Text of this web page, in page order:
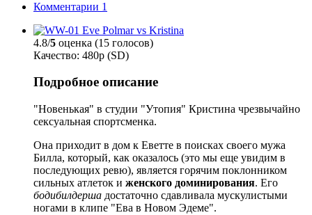
Комментарии 1
4.8/5 оценка (15 голосов)
Качество: 480p (SD)
Подробное описание
"Новенькая" в студии "Утопия" Кристина чрезвычайно
сексуальная спортсменка.
Она приходит в дом к Еветте в поисках своего мужа
Билла, который, как оказалось (это мы еще увидим в
последующих ревю), является горячим поклонником
сильных атлеток и женского доминирования. Его
бодибилдерша достаточно сдавливала мускулистыми
ногами в клипе "Ева в Новом Эдеме".